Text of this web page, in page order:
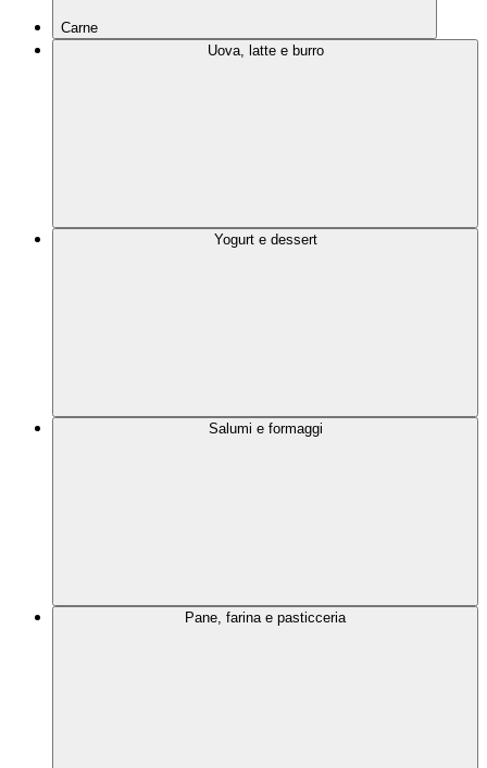
Carne
Uova, latte e burro
Yogurt e dessert
Salumi e formaggi
Pane, farina e pasticceria